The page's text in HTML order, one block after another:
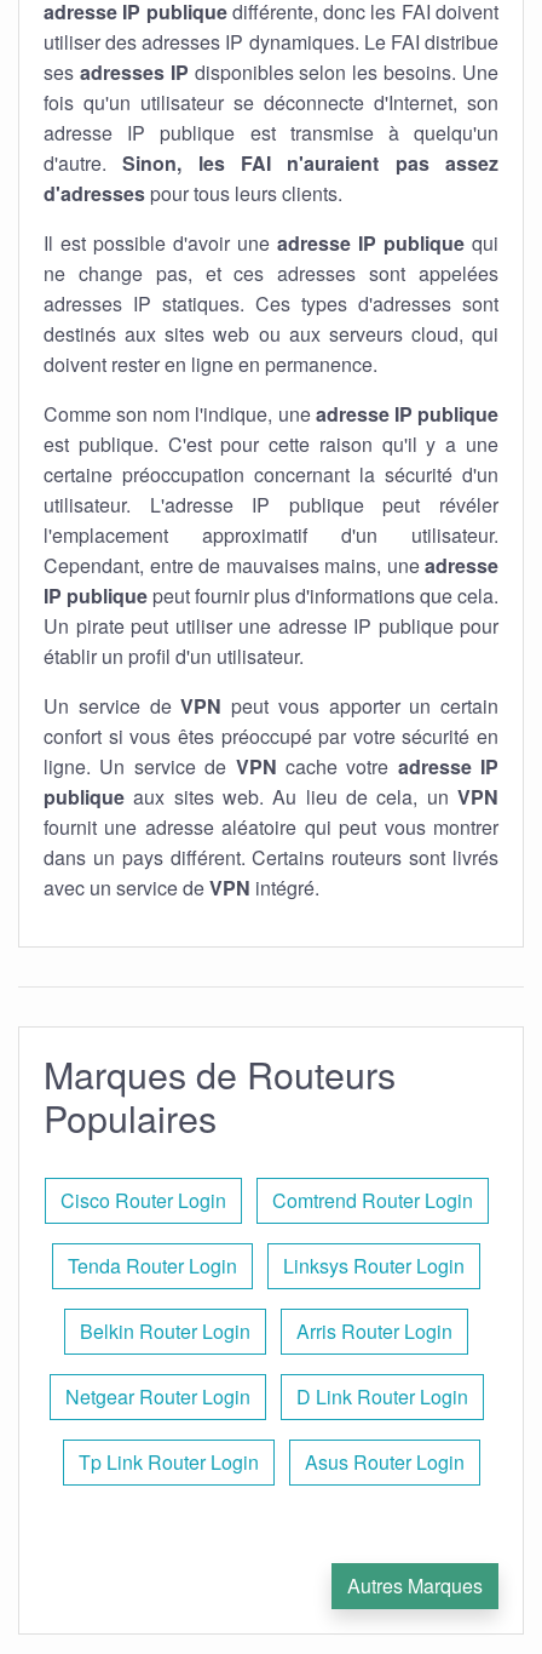
adresse IP publiquedifférente, donc les FAI doivent
utiliser des adresses IP dynamiques. Le FAI distribue
ses adresses IP disponibles selon les besoins. Une
fois qu'un utilisateur se déconnecte d'Internet, son
adresse IP publique est transmise à quelqu'un
d'autre.Sinon, les FAI n'auraient pas assez
d'adresses pour tous leurs clients.
Il est possible d'avoir une adresse IP publique qui
ne change pas, et ces adresses sont appelées
adresses IP statiques. Ces types d'adresses sont
destinés aux sites web ou aux serveurs cloud, qui
doivent rester en ligne en permanence.
Comme son nom l'indique, uneadresse IP publique
est publique. C'est pour cette raison qu'il y a une
certaine préoccupation concernant la sécurité d'un
utilisateur. L'adresse IP publique peut révéler
l'emplacement approximatif d'un utilisateur.
Cependant, entre de mauvaises mains, uneadresse
IP publique peut fournir plus d'informations que cela.
Un pirate peut utiliser une adresse IP publique pour
établir un profil d'un utilisateur.
Un service deVPN peut vous apporter un certain
confort si vous êtes préoccupé par votre sécurité en
ligne. Un service de VPN cache votre adresse IP
publique aux sites web. Au lieu de cela, un VPN
fournit une adresse aléatoire qui peut vous montrer
dans un pays différent. Certains routeurs sont livrés
avec un service deVPN intégré.
Marques de Routeurs
Populaires
Cisco Router Login Comtrend Router Login
Tenda Router Login Linksys Router Login
Belkin Router Login Arris Router Login
Netgear Router Login D Link Router Login
Tp Link Router Login Asus Router Login
Autres Marques